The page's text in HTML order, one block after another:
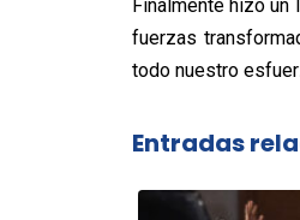
Finalmente hizo un
fuerzas
todo nuestro
Entradas